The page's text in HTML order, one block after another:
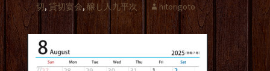
切, 貸切宴会,醸し人九平次 hitorigoto